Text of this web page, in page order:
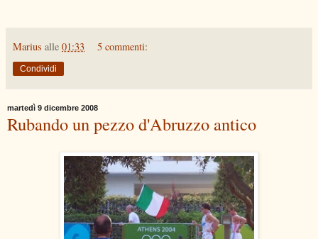
Marius alle 01:33 5 commenti:
Condividi
martedì 9 dicembre 2008
Rubando un pezzo d'Abruzzo antico